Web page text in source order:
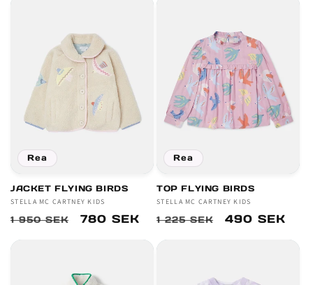
Rea
JACKET FLYING BIRDS
Säljare:
STELLA MC CARTNEY KIDS
Ordinarie
1 950 SEK Försäljningspris
780 SEK
Rea
TOP FLYING BIRDS
Säljare:
STELLA MC CARTNEY KIDS
Ordinarie
1 225 SEK 490 SEK